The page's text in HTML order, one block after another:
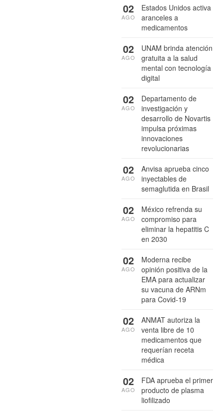
Estados Unidos activa
aranceles a
medicamentos
02
AGO
UNAM brinda atención
gratuita a la salud
mental con tecnología
digital
02
AGO
Departamento de
investigación y
desarrollo de Novartis
impulsa próximas
innovaciones
revolucionarias
02
AGO
Anvisa aprueba cinco
inyectables de
semaglutida en Brasil
02
AGO
México refrenda su
compromiso para
eliminar la hepatitis C
en 2030
02
AGO
Moderna recibe
opinión positiva de la
EMA para actualizar
su vacuna de ARNm
para Covid-19
02
AGO
ANMAT autoriza la
venta libre de 10
medicamentos que
requerían receta
médica
02
AGO
FDA aprueba el primer
producto de plasma
liofilizado
02
AGO